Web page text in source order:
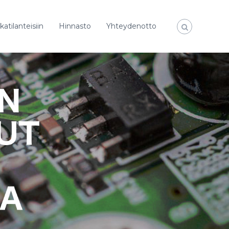
Hinnasto Yhteydenotto